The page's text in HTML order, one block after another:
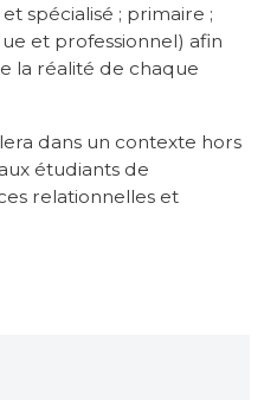
spécialisé ; primaire ;
et professionnel) afin
la réalité de chaque
dans un contexte hors
étudiants de
relationnelles et